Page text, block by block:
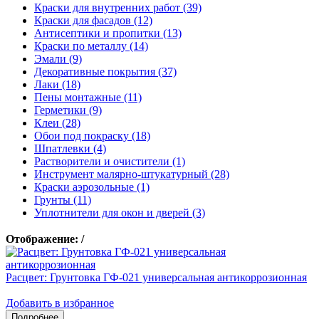
Краски для внутренних работ (39)
Краски для фасадов (12)
Антисептики и пропитки (13)
Краски по металлу (14)
Эмали (9)
Декоративные покрытия (37)
Лаки (18)
Пены монтажные (11)
Герметики (9)
Клеи (28)
Обои под покраску (18)
Шпатлевки (4)
Растворители и очистители (1)
Инструмент малярно-штукатурный (28)
Краски аэрозольные (1)
Грунты (11)
Уплотнители для окон и дверей (3)
Отображение: /
Расцвет: Грунтовка ГФ-021 универсальная антикоррозионная
Добавить в избранное